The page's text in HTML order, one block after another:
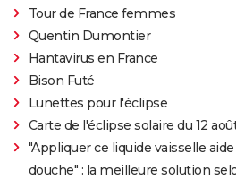
Tour de France femmes
Quentin Dumontier
Hantavirus en France
Bison Futé
Lunettes pour l'éclipse
Carte de l'éclipse solaire du 12
"Appliquer ce liquide vaisselle
douche" : la meilleure solution